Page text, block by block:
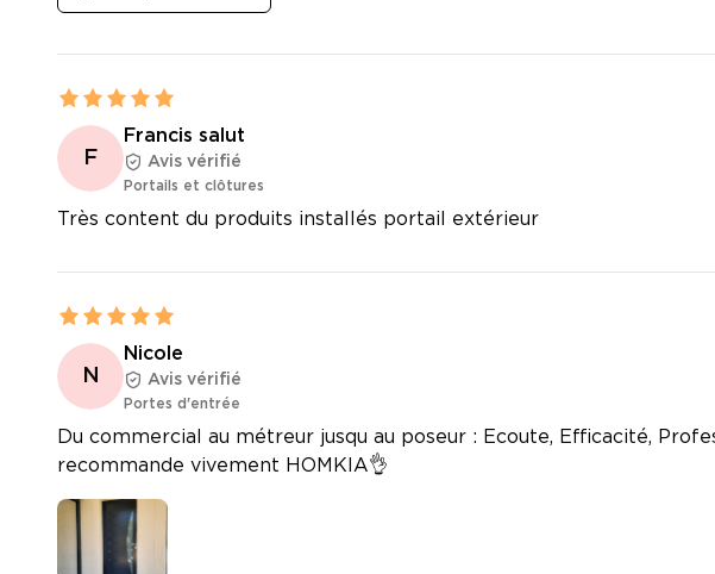
F
Francis salut
Avis vérifié
Portails et clôtures
Très content du produits installés portail extérieur
N
Nicole
Avis vérifié
Portes d'entrée
Du commercial au métreur jusqu au poseur : Ecoute, Efficacité,
recommande vivement HOMKIA👌